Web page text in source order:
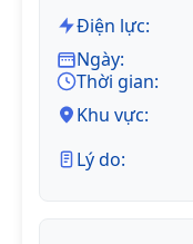
Điện lực:
Ngày:
Thời gian:
Khu vực:
Lý do: